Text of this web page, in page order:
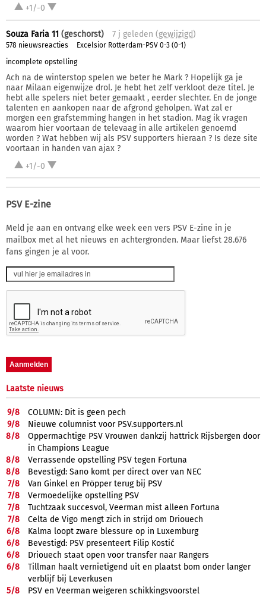
+1/-0
Souza Faria 11 (geschorst) 7 j geleden (gewijzigd)
578 nieuwsreacties
Excelsior Rotterdam-PSV 0-3 (0-1)
incomplete opstelling
Ach na de winterstop spelen we beter he Mark ? Hopelijk ga je
naar Milaan eigenwijze drol. Je hebt het zelf verkloot deze titel. Je
hebt alle spelers niet beter gemaakt , eerder slechter. En de jonge
talenten en aankopen naar de afgrond geholpen. Wat zal er
morgen een grafstemming hangen in het stadion. Mag ik vragen
waarom hier voortaan de televaag in alle artikelen genoemd
worden ? Wat hebben wij als PSV supporters hieraan ? Is deze site
voortaan in handen van ajax ?
+1/-0
PSV E-zine
Meld je aan en ontvang elke week een vers PSV E-zine in je
mailbox met al het nieuws en achtergronden. Maar liefst 28.676
fans gingen je al voor.
Laatste nieuws
9/8
COLUMN: Dit is geen pech
9/8
Nieuwe columnist voor PSV.supporters.nl
8/8
Oppermachtige PSV Vrouwen dankzij hattrick Rijsbergen door
in Champions League
8/8
Verrassende opstelling PSV tegen Fortuna
8/8
Bevestigd: Sano komt per direct over van NEC
7/8
Van Ginkel en Pröpper terug bij PSV
7/8
Vermoedelijke opstelling PSV
7/8
Tuchtzaak succesvol, Veerman mist alleen Fortuna
7/8
Celta de Vigo mengt zich in strijd om Driouech
6/8
Kalma loopt zware blessure op in Luxemburg
6/8
Bevestigd: PSV presenteert Filip Kostić
6/8
Driouech staat open voor transfer naar Rangers
6/8
Tillman haalt vernietigend uit en plaatst bom onder langer
verblijf bij Leverkusen
5/8
PSV en Veerman weigeren schikkingsvoorstel